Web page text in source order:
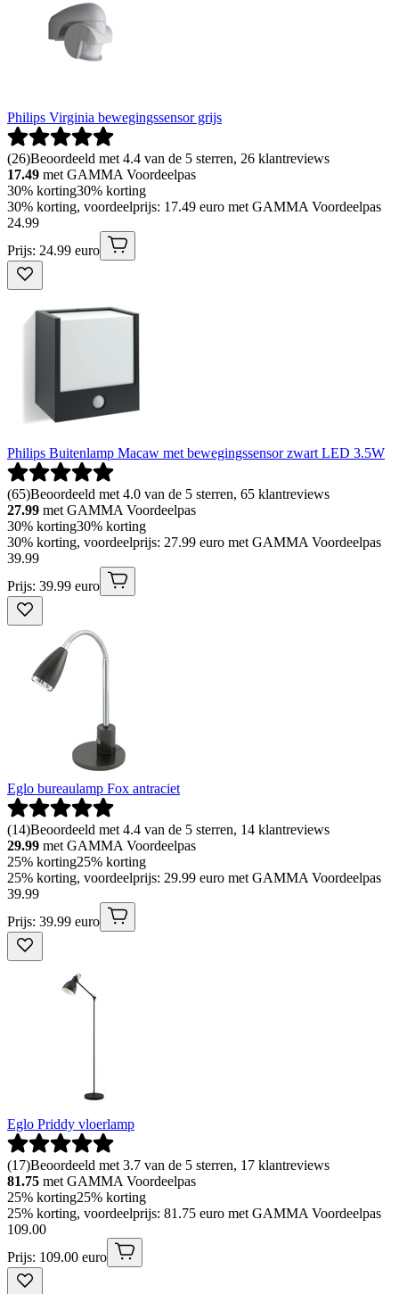
Philips Virginia bewegingssensor grijs
(26)Beoordeeld met 4.4 van de 5 sterren, 26 klantreviews
17.49 met GAMMA Voordeelpas
30% korting30% korting
30% korting, voordeelprijs: 17.49 euro met GAMMA Voordeelpas
24.99
Prijs: 24.99 euro
Philips Buitenlamp Macaw met bewegingssensor zwart LED 3.5W
(65)Beoordeeld met 4.0 van de 5 sterren, 65 klantreviews
27.99 met GAMMA Voordeelpas
30% korting30% korting
30% korting, voordeelprijs: 27.99 euro met GAMMA Voordeelpas
39.99
Prijs: 39.99 euro
Eglo bureaulamp Fox antraciet
(14)Beoordeeld met 4.4 van de 5 sterren, 14 klantreviews
29.99 met GAMMA Voordeelpas
25% korting25% korting
25% korting, voordeelprijs: 29.99 euro met GAMMA Voordeelpas
39.99
Prijs: 39.99 euro
Eglo Priddy vloerlamp
(17)Beoordeeld met 3.7 van de 5 sterren, 17 klantreviews
81.75 met GAMMA Voordeelpas
25% korting25% korting
25% korting, voordeelprijs: 81.75 euro met GAMMA Voordeelpas
109.00
Prijs: 109.00 euro